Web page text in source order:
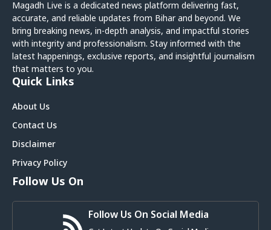
Magadh Live is a dedicated news platform delivering fast,
accurate, and reliable updates from Bihar and beyond. We
bring breaking news, in-depth analysis, and impactful stories
with integrity and professionalism. Stay informed with the
latest happenings, exclusive reports, and insightful journalism
that matters to you.
Quick Links
About Us
Contact Us
Disclaimer
Privacy Policy
Follow Us On
Follow Us On Social Media